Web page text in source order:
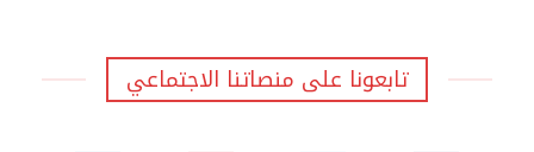
تابعونا على منصاتنا الاجتماعي